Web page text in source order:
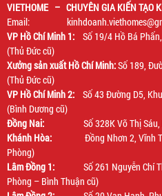
VIETHOME – CHUYÊN GIA KIẾN TẠO
Email:
VP Hồ Chí Minh 1: Số 19/4 Hồ Bá
(Thủ Đức cũ)
Xưởng sản xuất Hồ Chí Minh:Số 189,
(Thủ Đức cũ)
VP Hồ Chí Minh 2: Số 43 Đường D5,
(Bình Dương cũ)
Đồng Nai: Số 328K Võ Thị
Khánh Hòa: Đồng Nhơn 2, Vĩnh
Phòng)
Lâm Đồng 1: Số 261 Nguyễn Chí
Phòng – Bình Thuận cũ)